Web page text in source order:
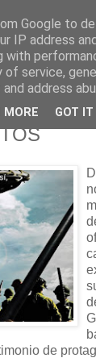
PUNTO DE
de
Google to
IP address
with
service,
address
MORE GOT IT